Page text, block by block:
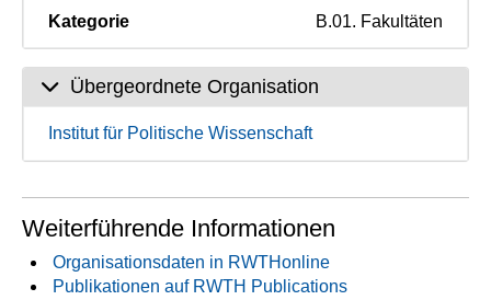
Kategorie B.01. Fakultäten
Übergeordnete Organisation
Institut für Politische Wissenschaft
Weiterführende Informationen
Organisationsdaten in RWTHonline
Publikationen auf RWTH Publications